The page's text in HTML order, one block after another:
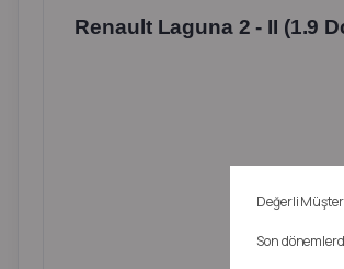
Renault Laguna 2 - II (1.9
Değerli
Son